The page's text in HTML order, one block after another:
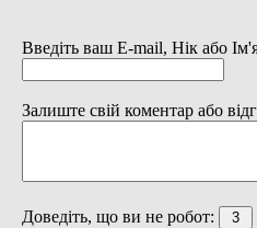
Введіть ваш E-mail, Нік або
Залиште свій коментар або
Доведіть, що ви не робот: